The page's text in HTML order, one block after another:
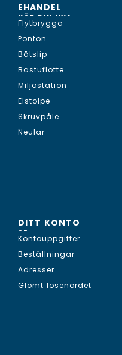
EHANDEL
KÖP DIN NYA...
Flytbrygga
Ponton
Båtslip
Bastuflotte
Miljöstation
Elstolpe
Skruvpåle
Neular
DITT KONTO
SE...
Kontouppgifter
Beställningar
Adresser
Glömt lösenordet